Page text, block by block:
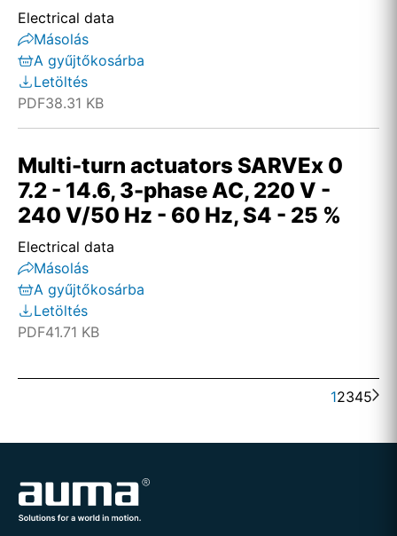
Electrical data
Másolás
A gyűjtőkosárba
Letöltés
PDF38.31 KB
Multi-turn actuators SARVEx 0
7.2 - 14.6, 3-phase AC, 220 V -
240 V/50 Hz - 60 Hz, S4 - 25 %
Electrical data
Másolás
A gyűjtőkosárba
Letöltés
PDF41.71 KB
12345